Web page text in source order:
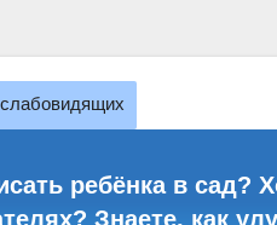
ребёнка в сад?
Знаете, как